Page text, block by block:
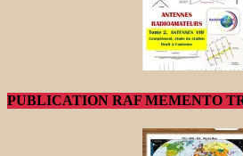
PUBLICATION RAF MEMENTO